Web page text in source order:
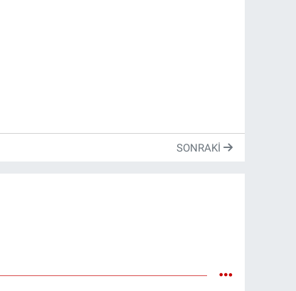
SONRAKI